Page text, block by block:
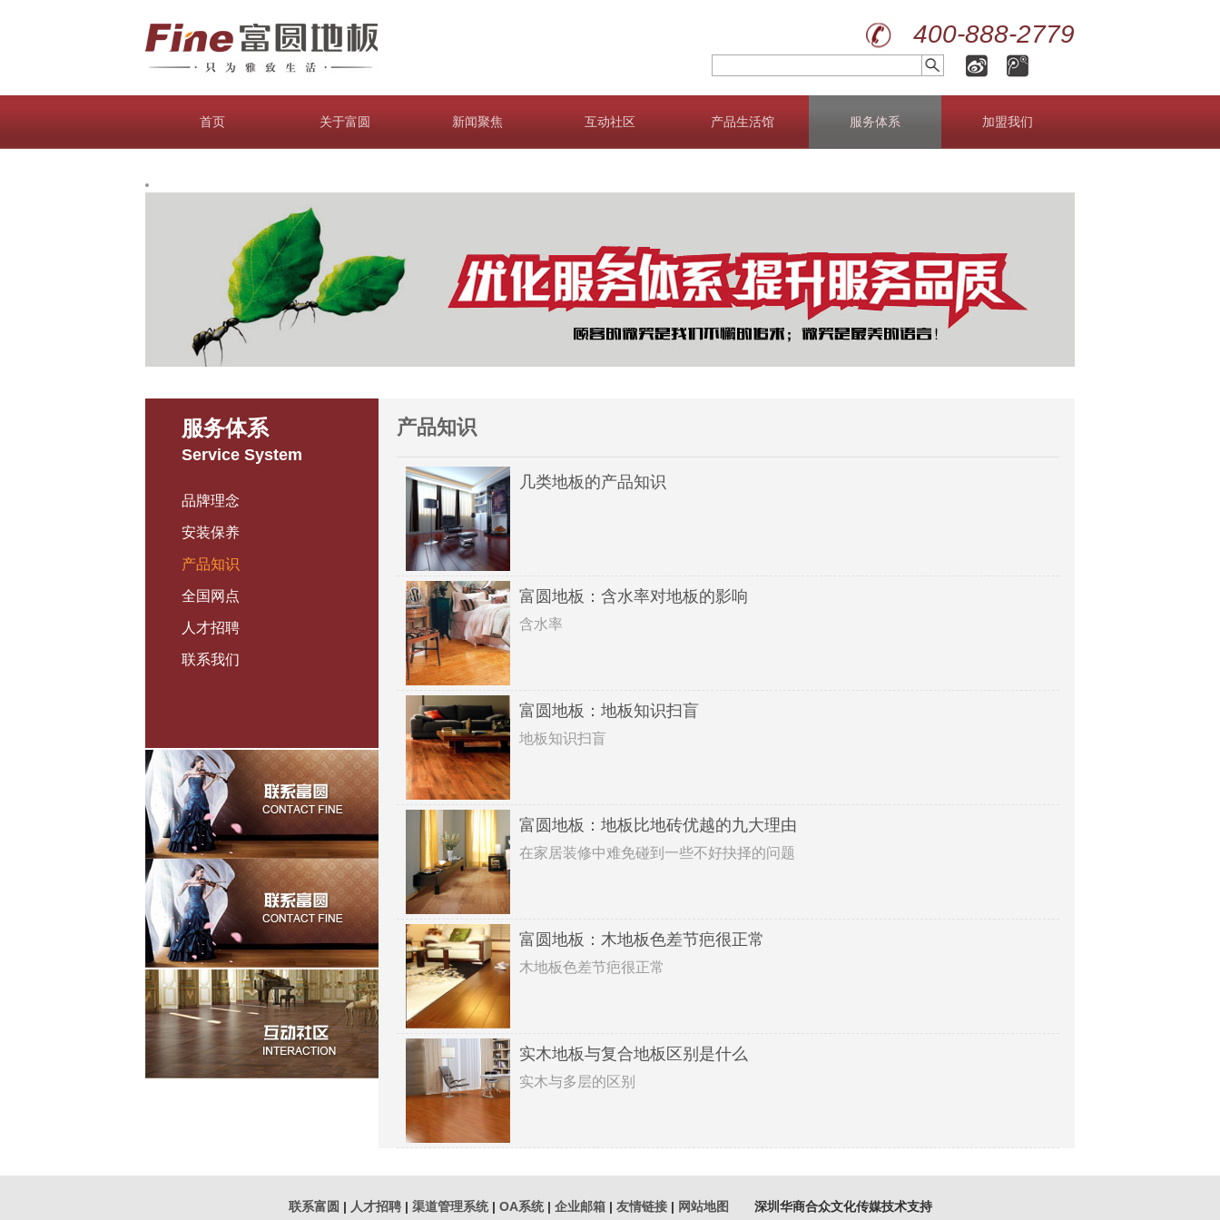
400-888-2779
首页 关于富圆 新闻聚焦 互动社区 产品生活馆 服务体系 加盟我们
服务体系
Service System
品牌理念
安装保养
产品知识
全国网点
人才招聘
联系我们
产品知识
几类地板的产品知识
富圆地板：含水率对地板的影响
含水率
富圆地板：地板知识扫盲
地板知识扫盲
富圆地板：地板比地砖优越的九大理由
在家居装修中难免碰到一些不好抉择的问题
富圆地板：木地板色差节疤很正常
木地板色差节疤很正常
实木地板与复合地板区别是什么
实木与多层的区别
联系富圆 | 人才招聘| 渠道管理系统| OA系统| 企业邮箱| 友情链接| 网站地图 深圳华商合众文化传媒技术支持